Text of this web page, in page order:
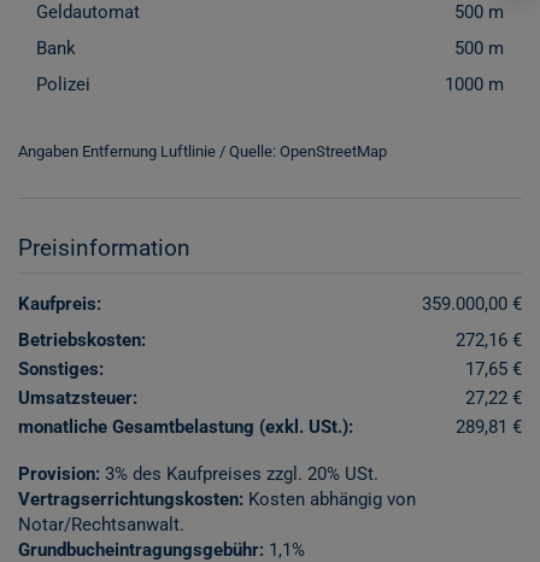
Geldautomat
500 m
Bank
500 m
Polizei
1000 m
Angaben Entfernung Luftlinie / Quelle: OpenStreetMap
Preisinformation
Kaufpreis:
359.000,00 €
Betriebskosten:
272,16 €
Sonstiges:
17,65 €
Umsatzsteuer:
27,22 €
monatliche Gesamtbelastung (exkl. USt.):
289,81 €
Provision: 3% des Kaufpreises zzgl. 20% USt.
Vertragserrichtungskosten: Kosten abhängig von
Notar/Rechtsanwalt.
Grundbucheintragungsgebühr: 1,1%